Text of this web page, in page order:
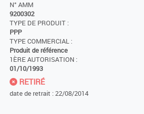
N° AMM
9200302
TYPE DE PRODUIT :
PPP
TYPE COMMERCIAL :
Produit de référence
1ÈRE AUTORISATION :
01/10/1993
RETIRÉ
date de retrait : 22/08/2014